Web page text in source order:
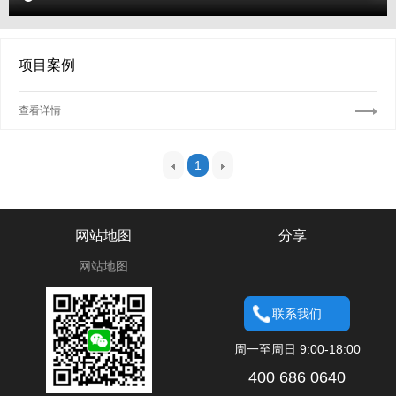
项目案例
查看详情
1
网站地图
网站地图
分享
联系我们
周一至周日 9:00-18:00
400 686 0640